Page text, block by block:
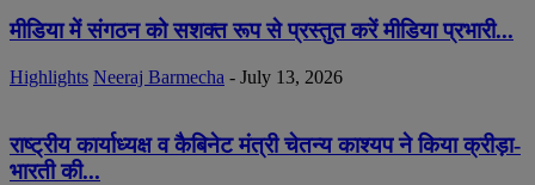
मीडिया में संगठन को सशक्त रूप से प्रस्तुत करें मीडिया प्रभारी...
Highlights Neeraj Barmecha - July 13, 2026
राष्ट्रीय कार्याध्यक्ष व कैबिनेट मंत्री चेतन्य काश्यप ने किया क्रीड़ा-
भारती की...